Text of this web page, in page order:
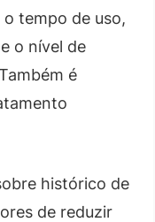
tempo de uso,
o nível de
é
histórico de
de reduzir